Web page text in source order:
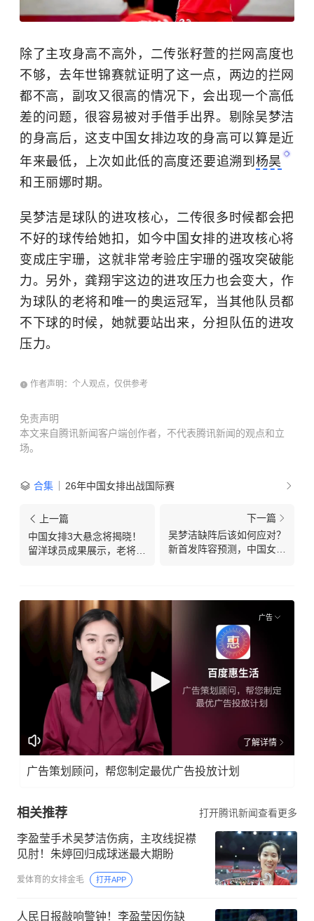
除了主攻身高不高外，二传张籽萱的拦网高度也
不够，去年世锦赛就证明了这一点，两边的拦网
都不高，副攻又很高的情况下，会出现一个高低
差的问题，很容易被对手借手出界。剔除吴梦洁
的身高后，这支中国女排边攻的身高可以算是近
年来最低，上次如此低的高度还要追溯到 杨昊
和王丽娜时期。
吴梦洁是球队的进攻核心，二传很多时候都会把
不好的球传给她扣，如今中国女排的进攻核心将
变成庄宇珊，这就非常考验庄宇珊的强攻突破能
力。另外，龚翔宇这边的进攻压力也会变大，作
为球队的老将和唯一的奥运冠军，当其他队员都
不下球的时候，她就要站出来，分担队伍的进攻
压力。
作者声明：个人观点，仅供参考
免责声明
本文来自腾讯新闻客户端创作者，不代表腾讯新闻的观点和立
场。
合集 26年中国女排出战国际赛
上一篇
中国女排3大悬念将揭晓！
留洋球员成果展示，老将
下一篇
吴梦洁缺阵后该如何应对？
新首发阵容预测，中国女排
广告
了解详情
广告策划顾问，帮您制定最优广告投放计划
相关推荐 打开腾讯新闻查看更多
李盈莹手术吴梦洁伤病，主攻线捉襟
见肘！朱婷回归成球迷最大期盼
爱体育的女排金毛 打开APP
人民日报敲响警钟！李盈莹因伤缺